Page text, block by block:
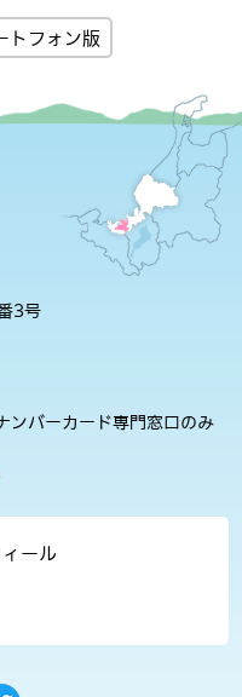
トフォン版
3号
ンバーカード専門窓口のみ
ール